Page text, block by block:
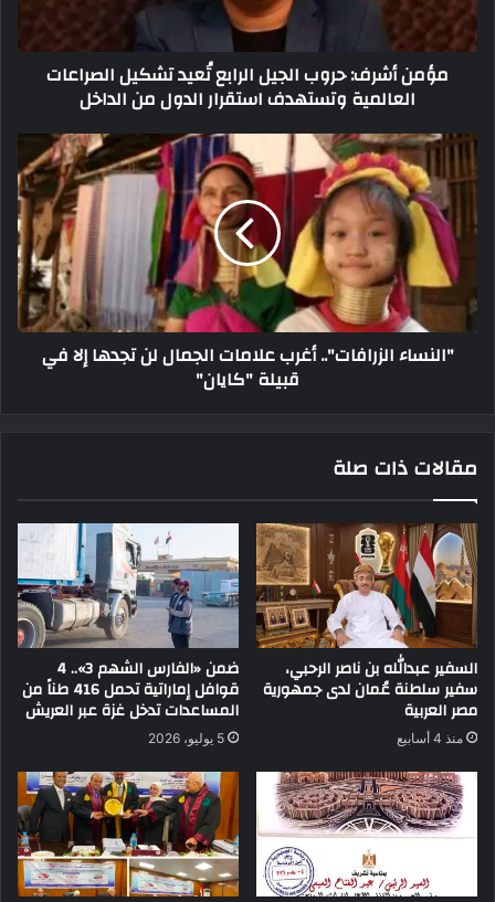
مؤمن أشرف: حروب الجيل الرابع تُعيد تشكيل الصراعات
العالمية وتستهدف استقرار الدول من الداخل
"النساء الزرافات".. أغرب علامات الجمال لن تجدها إلا في
قبيلة "كايان"
مقالات ذات صلة
السفير عبدالله بن ناصر الرحبي،
سفير سلطنة عُمان لدى جمهورية
مصر العربية
منذ 4 أسابيع
ضمن «الفارس الشهم 3».. 4
قوافل إماراتية تحمل 416 طناً من
المساعدات تدخل غزة عبر العريش
5 يوليو، 2026